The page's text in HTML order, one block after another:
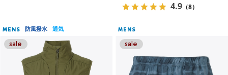
4.9 （8）
MENS 防風撥水 通気 MENS